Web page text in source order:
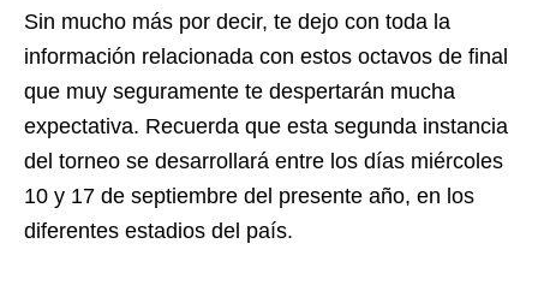
Sin mucho más por decir, te dejo con toda la
información relacionada con estos octavos de final
que muy seguramente te despertarán mucha
expectativa. Recuerda que esta segunda instancia
del torneo se desarrollará entre los días miércoles
10 y 17 de septiembre del presente año, en los
diferentes estadios del país.